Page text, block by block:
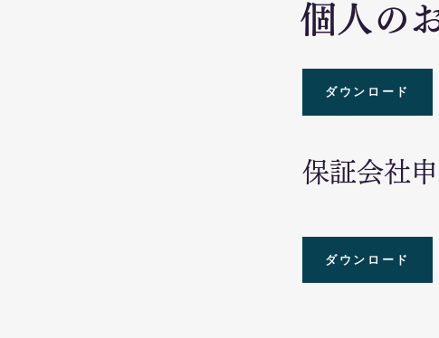
個人の
ダウンロード
保証会社
ダウンロード